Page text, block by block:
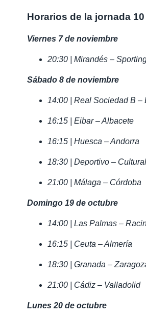
Horarios de la jornada
Viernes 7 de noviembre
20:30 | Mirandés –
Sábado 8 de noviembre
14:00 | Real Sociedad B –
16:15 | Eibar – Albacete
16:15 | Huesca – Andorra
18:30 | Deportivo –
21:00 | Málaga – Córdoba
Domingo 19 de octubre
14:00 | Las Palmas –
16:15 | Ceuta – Almería
18:30 | Granada –
21:00 | Cádiz – Valladolid
Lunes 20 de octubre